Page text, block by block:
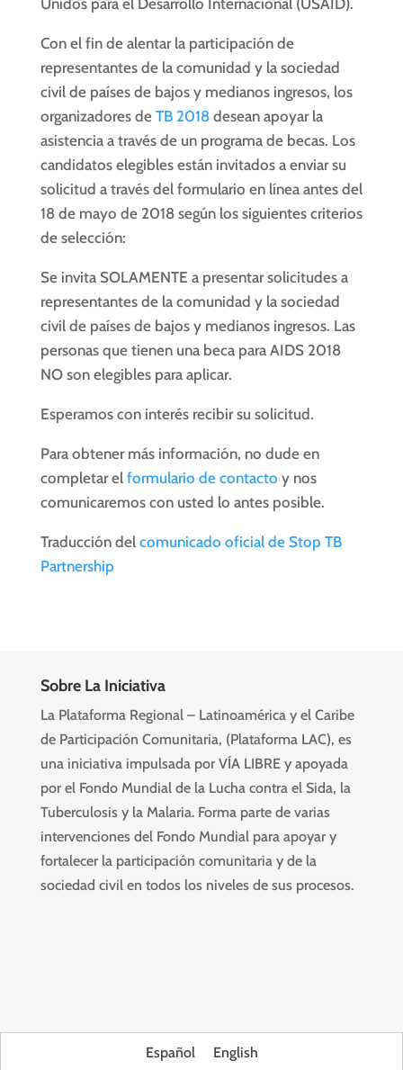
Unidos para el Desarrollo Internacional (USAID).
Con el fin de alentar la participación de
representantes de la comunidad y la sociedad
civil de países de bajos y medianos ingresos, los
organizadores de TB 2018desean apoyar la
asistencia a través de un programa de becas. Los
candidatos elegibles están invitados a enviar su
solicitud a través del formulario en línea antes del
18 de mayo de 2018 según los siguientes criterios
de selección:
Se invita SOLAMENTE a presentar solicitudes a
representantes de la comunidad y la sociedad
civil de países de bajos y medianos ingresos. Las
personas que tienen una beca para AIDS 2018
NO son elegibles para aplicar.
Esperamos con interés recibir su solicitud.
Para obtener más información, no dude en
completar el formulario de contacto y nos
comunicaremos con usted lo antes posible.
Traducción del comunicado oficial de Stop TB
Partnership
Sobre La Iniciativa
La Plataforma Regional – Latinoamérica y el Caribe
de Participación Comunitaria, (Plataforma LAC), es
una iniciativa impulsada por VÍA LIBRE y apoyada
por el Fondo Mundial de la Lucha contra el Sida, la
Tuberculosis y la Malaria. Forma parte de varias
intervenciones del Fondo Mundial para apoyar y
fortalecer la participación comunitaria y de la
sociedad civil en todos los niveles de sus procesos.
Español English